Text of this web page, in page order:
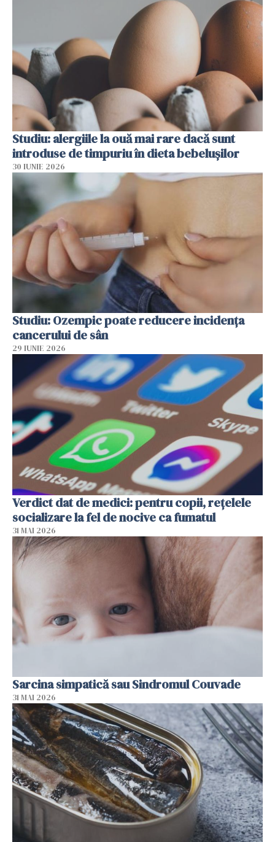
Studiu: alergiile la ouă mai rare dacă sunt
introduse de timpuriu în dieta bebelușilor
30 IUNIE 2026
Studiu: Ozempic poate reducere incidența
cancerului de sân
29 IUNIE 2026
Verdict dat de medici: pentru copii, rețelele
socializare la fel de nocive ca fumatul
31 MAI 2026
Sarcina simpatică sau Sindromul Couvade
31 MAI 2026